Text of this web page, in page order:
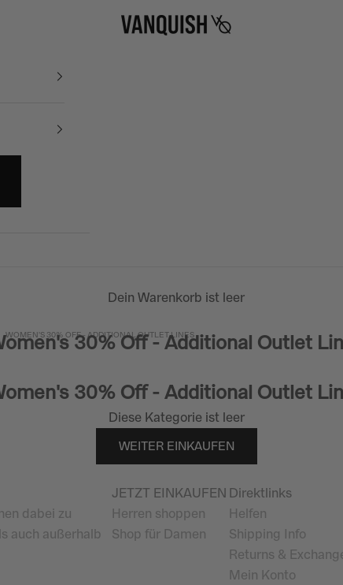
Vanquish Fitness
Dein Warenkorb ist leer
WOMEN'S 30% OFF - ADDITIONAL OUTLET LINES
30% Off - Additional Outlet
30% Off - Additional Outlet
Diese Kategorie ist leer
WEITER EINKAUFEN
dabei zu
auch außerhalb
JETZT EINKAUFEN
Herren shoppen
Shop für Damen
Direktlinks
Helfen
Shipping Info
Returns &
Mein Konto